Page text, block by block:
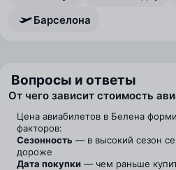
Барселона
Вопросы и ответы
От чего зависит стоимость
Цена авиабилетов в Белена
факторов:
Сезонность — в высокий сезон
дороже
Дата покупки — чем раньше